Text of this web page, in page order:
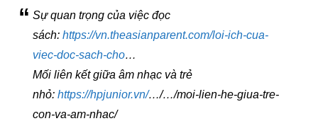
Sự quan trọng của việc đọc
sách:https://vn.theasianparent.com/loi-ich-cua-
viec-doc-sach-cho…
Mối liên kết giữa âm nhạc và trẻ
nhỏ:https://hpjunior.vn/…/…/moi-lien-he-giua-tre-
con-va-am-nhac/